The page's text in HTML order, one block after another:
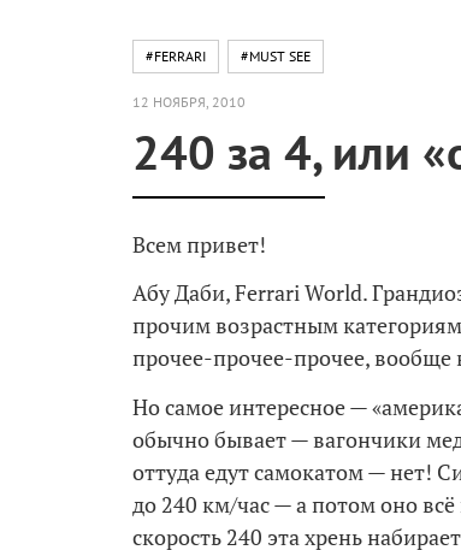
#FERRARI #MUST SEE
12 НОЯБРЯ, 2010
240 за 4, или
Всем привет!
Абу Даби, Ferrari World.
прочим возрастным
прочее-прочее-прочее, вообще
Но самое интересное —
обычно бывает — вагончики
оттуда едут самокатом — нет!
до 240 км/час — а потом оно
скорость 240 эта хрень